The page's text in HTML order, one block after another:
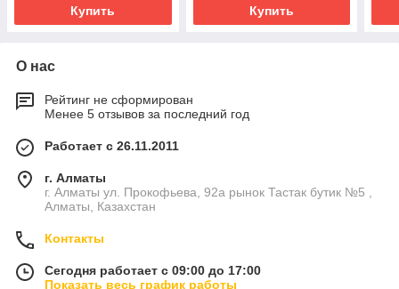
Купить Купить
О нас
Рейтинг не сформирован
Менее 5 отзывов за последний год
Работает с 26.11.2011
г. Алматы
г. Алматы ул. Прокофьева, 92а рынок Тастак бутик №5 ,
Алматы, Казахстан
Контакты
Сегодня работает с 09:00 до 17:00
Показать весь график работы